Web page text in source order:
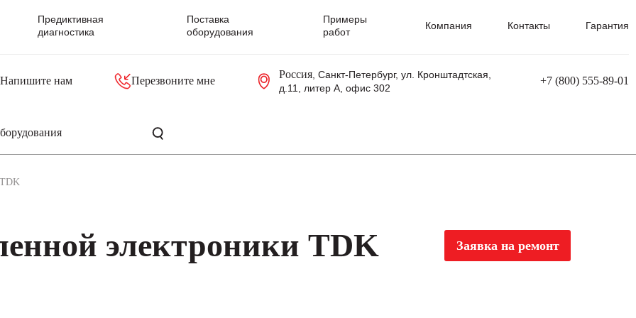
Предиктивная
диагностика
Поставка
оборудования
Примеры
работ
Компания Контакты Гарантия
Напишите нам Перезвоните мне
Россия, Санкт-Петербург, ул. Кронштадтская,
д.11, литер А, офис 302
+7 (800) 555-89-01
TDK
электроники TDK Заявка на ремонт